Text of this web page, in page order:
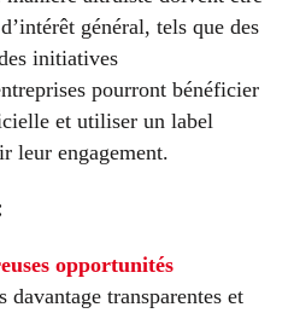
général, tels que des
initiatives
pourront bénéficier
et utiliser un label
leur engagement.
opportunités
transparentes et